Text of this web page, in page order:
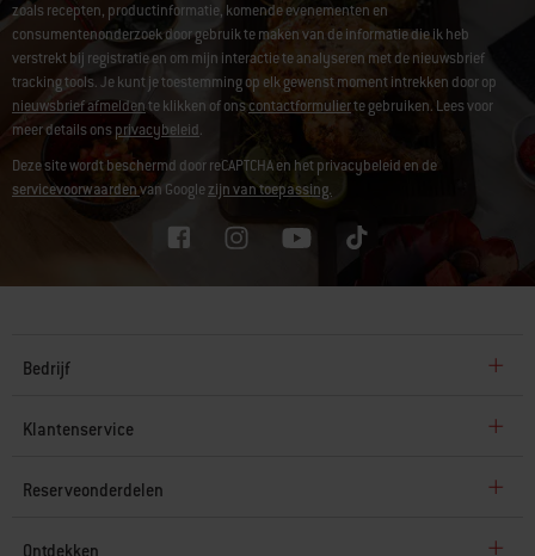
zoals recepten, productinformatie, komende evenementen en
consumentenonderzoek door gebruik te maken van de informatie die ik heb
verstrekt bij registratie en om mijn interactie te analyseren met de nieuwsbrief
tracking tools. Je kunt je toestemming op elk gewenst moment intrekken door op
nieuwsbrief afmeldente klikken of onscontactformulierte gebruiken. Lees voor
meer details onsprivacybeleid.
Deze site wordt beschermd door reCAPTCHA en het privacybeleid en de
servicevoorwaardenvan Googlezijn van toepassing.
Bedrijf
Klantenservice
Reserveonderdelen
Ontdekken